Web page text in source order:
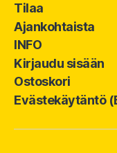
Tilaa
Ajankohtaista
INFO
Kirjaudu sisään
Ostoskori
Evästekäytäntö